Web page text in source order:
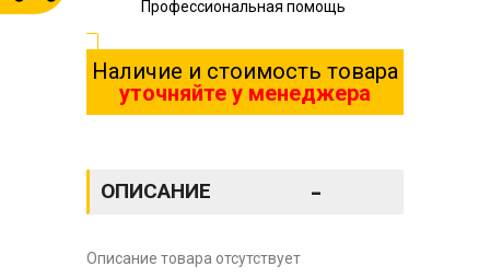
Профессиональная помощь
Наличие и стоимость товара
уточняйте у менеджера
ОПИСАНИЕ -
Описание товара отсутствует